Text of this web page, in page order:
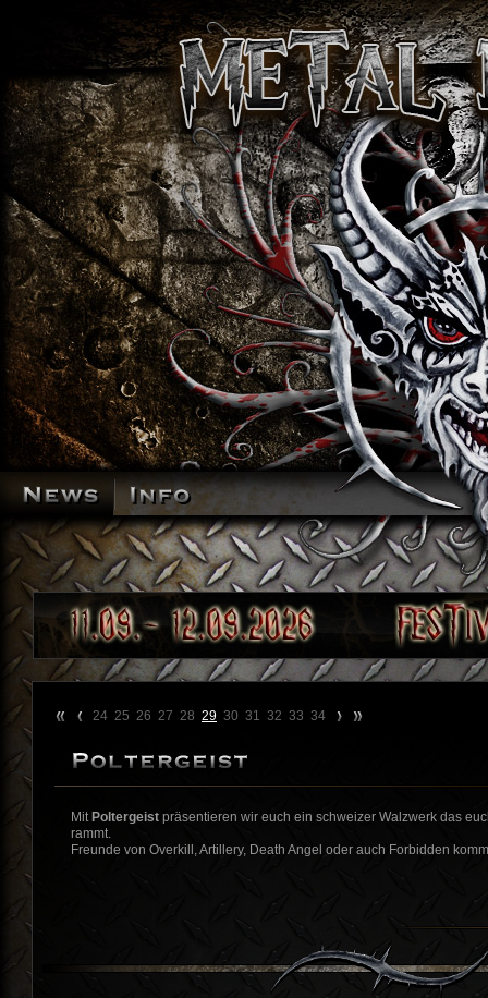
24 25 26 27 28 29 30 31 32 33 34
MitPoltergeist präsentieren wir euch ein schweizer Walzwerk das
rammt.
Freunde von Overkill, Artillery, Death Angel oder auch Forbidden